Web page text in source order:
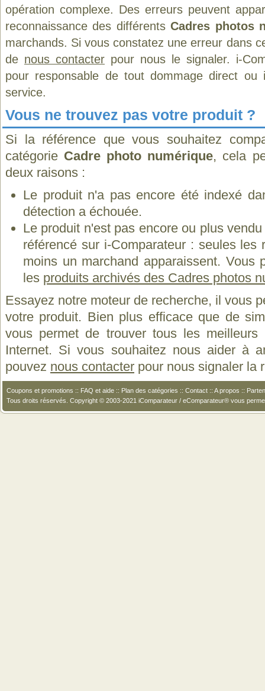
opération complexe. Des erreurs peuvent
reconnaissance des différentsCadres photos
marchands. Si vous constatez une erreur dans
de nous contacter pour nous le signaler. i-
pour responsable de tout dommage direct
service.
Vous ne trouvez pas votre produit ?
Si la référence que vous souhaitez
catégorie Cadre photo numérique, cela
deux raisons :
Le produit n'a pas encore été indexé
détection a échouée.
Le produit n'est pas encore ou plus
référencé sur i-Comparateur : seules les
moins un marchand apparaissent. Vous
les produits archivés des Cadres photos
Essayez notre moteur de recherche, il vous
votre produit. Bien plus efficace que de
vous permet de trouver tous les
Internet. Si vous souhaitez nous aider à
pouvez nous contacter pour nous signaler la
Coupons et promotions :: FAQ et aide :: Plan des catégories :: Contact :: A propos ::
Tous droits réservés. Copyright © 2003-2021 iComparateur / eComparateur® vous